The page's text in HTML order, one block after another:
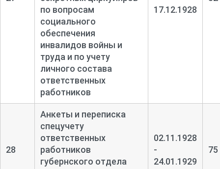
по вопросам
социального
обеспечения
инвалидов войны и
труда и по учету
личного состава
ответственных
работников
17.12.1928
28
Анкеты и переписка
спецучету
ответственных
работников
губернского отдела
02.11.1928
-
24.01.1929
75